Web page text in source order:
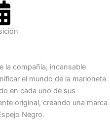
la compañía, incansable
el mundo de la marioneta
en cada uno de sus
original, creando una marca
Negro.